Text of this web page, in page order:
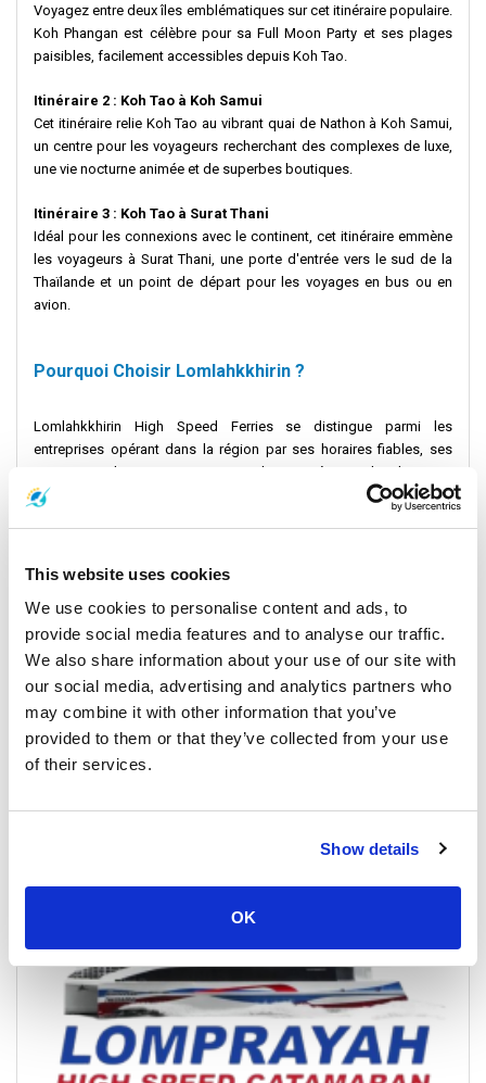
This website uses cookies
We use cookies to personalise content and ads, to
provide social media features and to analyse our traffic.
We also share information about your use of our site with
our social media, advertising and analytics partners who
may combine it with other information that you’ve
provided to them or that they’ve collected from your use
of their services.
Show details
OK
Voyagez entre deux îles emblématiques sur cet itinéraire populaire.
Koh Phangan est célèbre pour sa Full Moon Party et ses plages
paisibles, facilement accessibles depuis Koh Tao.
Itinéraire 2 : Koh Tao à Koh Samui
Cet itinéraire relie Koh Tao au vibrant quai de Nathon à Koh Samui,
un centre pour les voyageurs recherchant des complexes de luxe,
une vie nocturne animée et de superbes boutiques.
Itinéraire 3 : Koh Tao à Surat Thani
Idéal pour les connexions avec le continent, cet itinéraire emmène
les voyageurs à Surat Thani, une porte d'entrée vers le sud de la
Thaïlande et un point de départ pour les voyages en bus ou en
avion.
Pourquoi Choisir Lomlahkkhirin ?
Lomlahkkhirin High Speed Ferries se distingue parmi les
entreprises opérant dans la région par ses horaires fiables, ses
navires modernes et son approche centrée sur le client. La
politique favorable aux animaux de compagnie de l’opérateur,
Réservation Facile
Gagnez du temps en réservant vos billets de ferry en ligne sur
Ferrysamui.com. Consultez les prix, les horaires et les itinéraires en
quelques clics. Évitez les tracas des visites en bureau et profitez
de la commodité de planifier votre voyage à l'avance.
Que vous recherchiez une traversée rapide de 30 minutes
vers une île voisine ou un trajet plus long reliant Koh Tao à